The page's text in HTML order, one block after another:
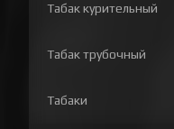
Табак курительный
Табак трубочный
Табаки